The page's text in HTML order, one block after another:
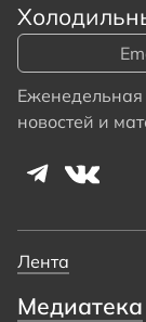
Еженедельная
новостей и
Лента
Медиатека